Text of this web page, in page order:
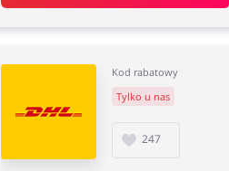
Kod rabatowy
Tylko u nas
247